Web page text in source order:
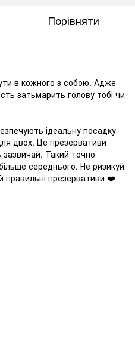
Порівняти
в кожного з собою. Адже
затьмарить голову тобі чи
ідеальну посадку
двох. Це презервативи
зазвичай. Такий точно
середнього. Не ризикуй
правильні презервативи ❤️